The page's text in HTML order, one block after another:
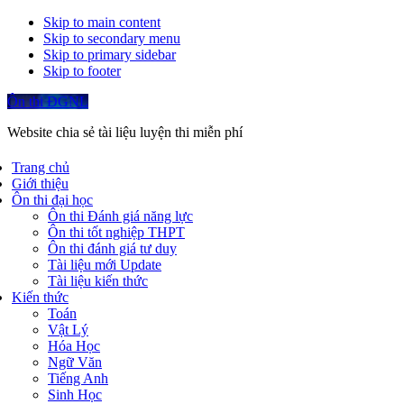
Skip to main content
Skip to secondary menu
Skip to primary sidebar
Skip to footer
Ôn thi ĐGNL
Website chia sẻ tài liệu luyện thi miễn phí
Trang chủ
Giới thiệu
Ôn thi đại học
Ôn thi Đánh giá năng lực
Ôn thi tốt nghiệp THPT
Ôn thi đánh giá tư duy
Tài liệu mới Update
Tài liệu kiến thức
Kiến thức
Toán
Vật Lý
Hóa Học
Ngữ Văn
Tiếng Anh
Sinh Học